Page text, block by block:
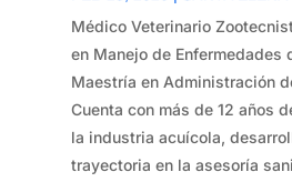
Médico Veterinario
en Manejo de Enfermedades
Maestría en Administración
Cuenta con más de 12 años
la industria acuícola,
trayectoria en la asesoría